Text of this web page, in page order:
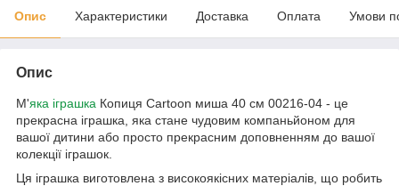
Опис Характеристики Доставка Оплата Умови
Опис
М'яка іграшка Копиця Cartoon миша 40 см 00216-04 - це
прекрасна іграшка, яка стане чудовим компаньйоном для
вашої дитини або просто прекрасним доповненням до вашої
колекції іграшок.
Ця іграшка виготовлена з високоякісних матеріалів, що робить